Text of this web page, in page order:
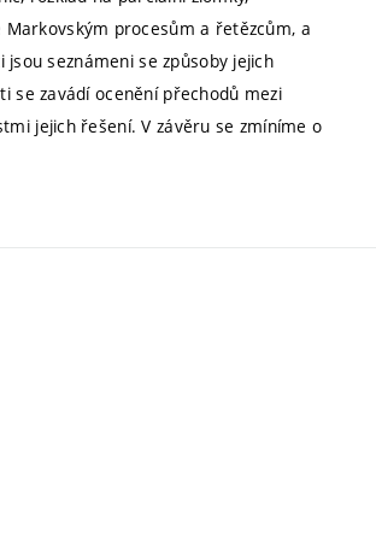
procesům a řetězcům, a
seznámeni se způsoby jejich
se zavádí ocenění přechodů mezi
jejich řešení. V závěru se zmíníme o